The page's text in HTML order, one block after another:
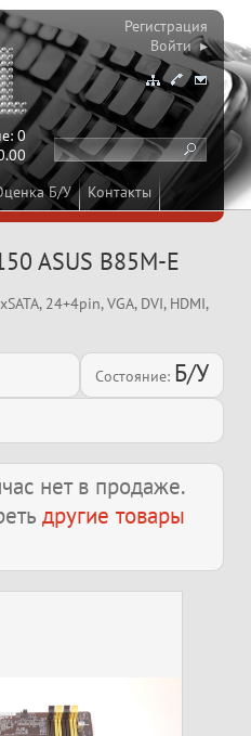
Б/У Контакты
0
Регистрация
Войти ▸
ASUS B85M-E
24+4pin, VGA, DVI, HDMI,
Состояние: Б/У
нет в продаже.
другие товары